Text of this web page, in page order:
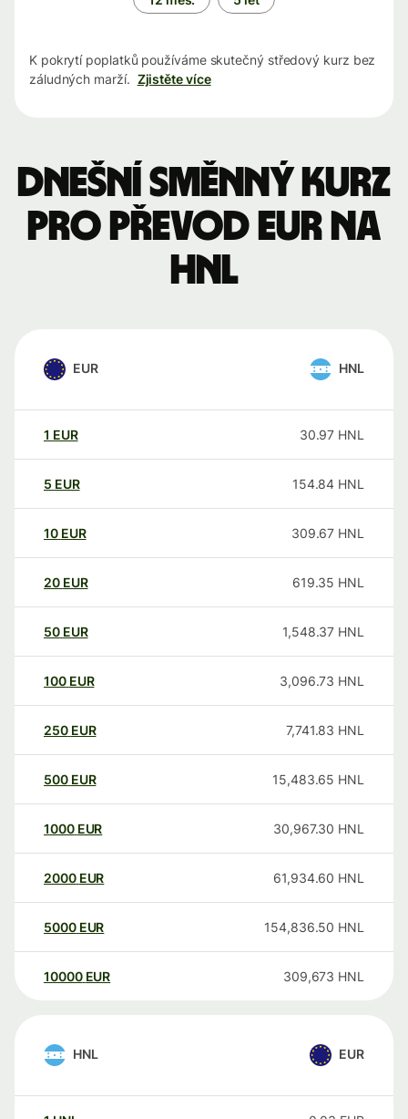
K pokrytí poplatků používáme skutečný středový kurz bez
záludných marží. Zjistěte více
Dnešní směnný kurz
pro převod EUR na
HNL
EUR HNL
1 EUR 30.97 HNL
5 EUR 154.84 HNL
10 EUR 309.67 HNL
20 EUR 619.35 HNL
50 EUR 1,548.37 HNL
100 EUR 3,096.73 HNL
250 EUR 7,741.83 HNL
500 EUR 15,483.65 HNL
1000 EUR 30,967.30 HNL
2000 EUR 61,934.60 HNL
5000 EUR 154,836.50 HNL
10000 EUR 309,673 HNL
HNL EUR